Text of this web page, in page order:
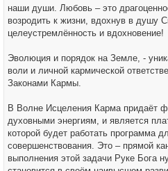
наши души. Любовь – это
возродить к жизни, вдохнув в душу
целеустремлённость и вдохновение!
Эволюция и порядок на Земле, -
воли и личной кармической
Законами Кармы.
В Волне Исцеления Карма придаёт
духовными энергиям, и является
которой будет работать программа
совершенствования. Это – прямой
выполнения этой задачи Руке Бога